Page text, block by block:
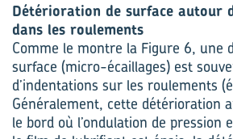
Détérioration de surface autour
dans les roulements
Comme le montre la Figure 6, une
surface (micro-écaillages) est
d’indentations sur les roulements
Généralement, cette détérioration
le bord où l’ondulation de pression